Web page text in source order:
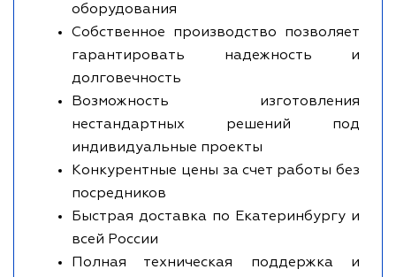
оборудования
Собственное производство позволяет
гарантировать надежность и
долговечность
Возможность изготовления
нестандартных решений под
индивидуальные проекты
Конкурентные цены за счет работы без
посредников
Быстрая доставка по Екатеринбургу и
всей России
Полная техническая поддержка и